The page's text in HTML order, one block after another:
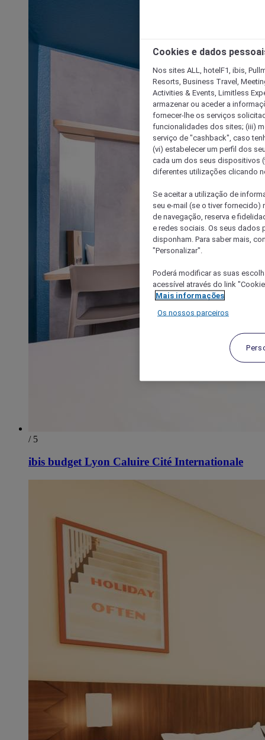
/ 5
ibis budget Lyon Caluire Cité Internationale
Cookies e dados
Nos sites ALL, hotelF1, ibis,
Resorts, Business Travel,
Activities & Events, Limitless
armazenar ou aceder a
fornecer-lhe os serviços
funcionalidades dos sites; (iii)
serviço de "cashback", caso
(vi) estabelecer um perfil dos
cada um dos seus dispositivos
diferentes utilizações clicando
Se aceitar a utilização de
seu e-mail (se o tiver
de navegação, reserva e
e redes sociais. Os seus dados
disponham. Para saber mais,
"Personalizar".
Poderá modificar as suas
acessível através do link
Mais informações
Os nossos parceiros